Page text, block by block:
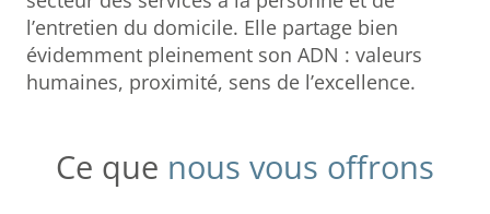
l’entretien du domicile. Elle partage bien
évidemment pleinement son ADN : valeurs
humaines, proximité, sens de l’excellence.
Ce que nous vous offrons